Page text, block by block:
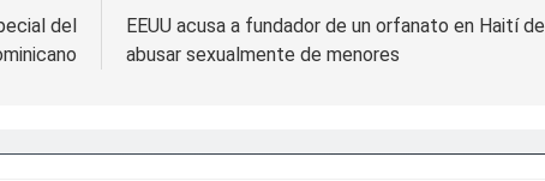
del
EEUU acusa a fundador de un orfanato en Haití de
abusar sexualmente de menores